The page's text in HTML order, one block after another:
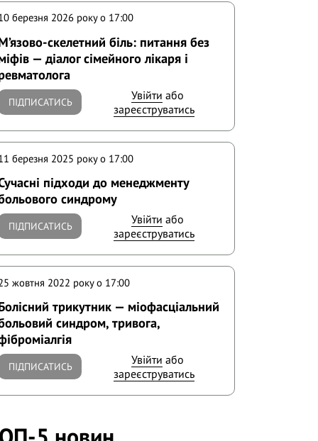
березня 2026 року o 17:00
скелетний біль: питання без
— діалог сімейного лікаря і
ПІДПИСАТИСЬ Увійти або
зареєструватись
березня 2025 року o 17:00
підходи до менеджменту
синдрому
ПІДПИСАТИСЬ Увійти або
зареєструватись
жовтня 2022 року o 17:00
трикутник — міофасціальний
синдром, тривога,
ПІДПИСАТИСЬ Увійти або
зареєструватись